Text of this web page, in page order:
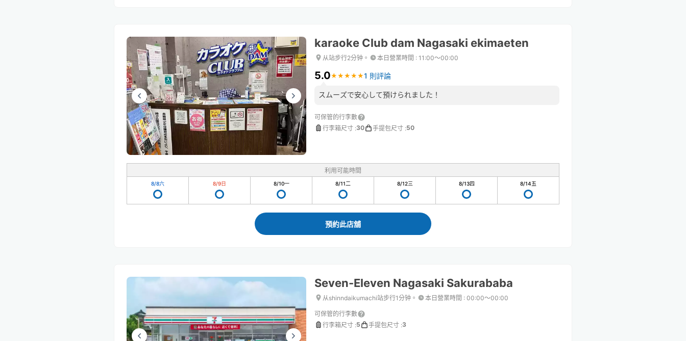
karaoke Club dam Nagasaki ekimaeten
从站步行2分钟。 本日營業時間 : 11:00〜00:00
5.0★ ★ ★ ★ ★
★ ★ ★ ★ ★1 則評論
スムーズで安心して預けられました！
可保管的行李數
行李箱尺寸 :30 手提包尺寸 :50
利用可能時間
8/8六 8/9日 8/10一 8/11二 8/12三 8/13四 8/14五
預約此店舖
Seven-Eleven Nagasaki Sakurababa
从shinndaikumachi站步行1分钟。 本日營業時間 : 00:00〜00:00
可保管的行李數
行李箱尺寸 :5 手提包尺寸 :3